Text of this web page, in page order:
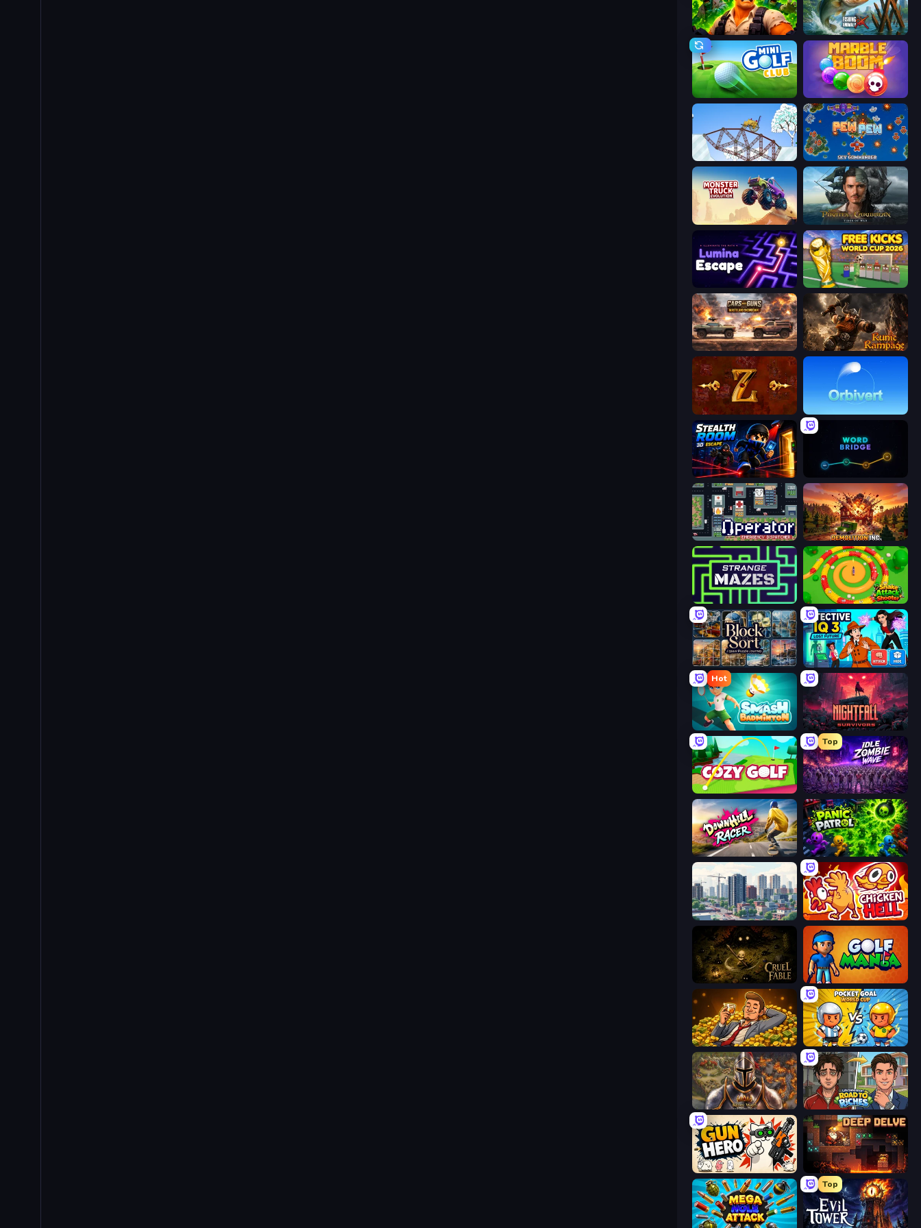
Zombie Lab Escape Fishing Anomaly
Mini Golf Club Marble Boom
Railway Bridge Pew Pew
Monster Truck Evolution
Lumina Escape Free Kicks World Cup 2026
Cars with Guns: Wasteland Showdown Runic Rampage
Tzared
Stealth Room 3D Escape Puzzle Word Bridge
Operator: Emergency Dispatcher Demolition Inc.
Strange Mazes Snake Attack Shooter
Block Sort - Jigsaw Puzzle Journey Detective IQ 3
Hot
Smash Badminton Nightfall Survivors
Cozy Golf
Top
Idle Zombie Wave: Survivors
Downhill Racer Panic Patrol
SuperCity 3D Chicken Hell
Cruel Fable Golf Mania
Idle Billionaire Tycoon Pocket Goal: World Cup
Khan Wars Life Simulator: Road to Riches
Gun Hero: Cat Survival Deep Delve
Top